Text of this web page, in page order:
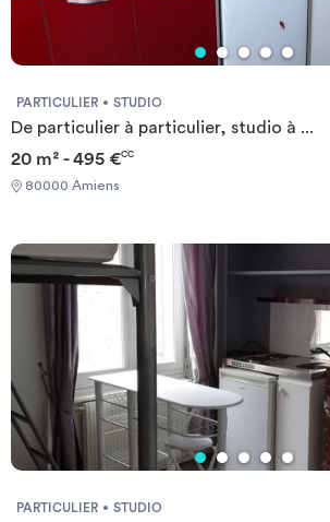
PARTICULIER STUDIO
De particulier à particulier, studio à ...
20 m² - 495 €CC
80000 Amiens
PARTICULIER STUDIO